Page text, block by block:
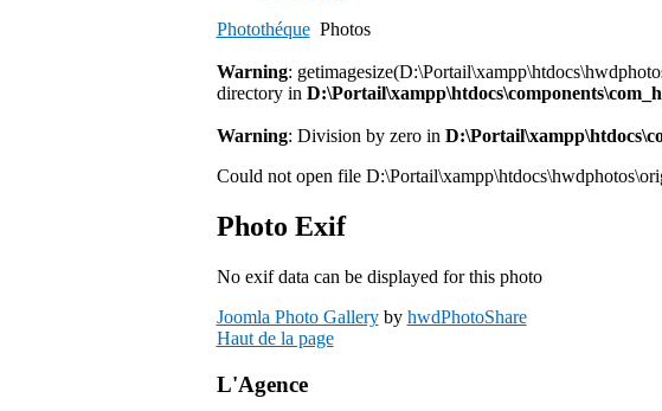
Photothéque Photos
Warning:
directory in
Warning: Division by zero in
Could not open file
Photo Exif
No exif data can be displayed for this photo
Joomla Photo Galleryby hwdPhotoShare
Haut de la page
L'Agence